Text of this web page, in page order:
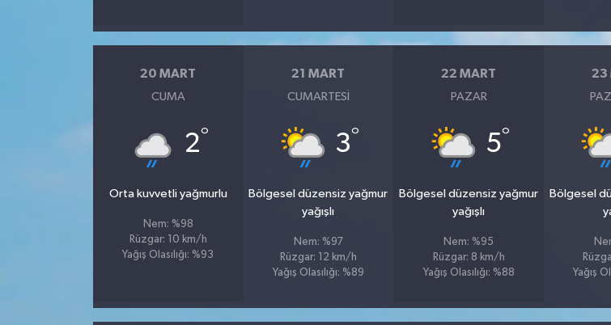
20 MART
CUMA
2°
Orta kuvvetli yağmurlu
Nem: %98
Rüzgar: 10 km/h
Yağış Olasılığı: %93
21 MART
CUMARTESI
3°
Bölgesel düzensiz yağmur
yağışlı
Nem: %97
Rüzgar: 12 km/h
Yağış Olasılığı: %89
22 MART
PAZAR
5°
Bölgesel düzensiz yağmur
yağışlı
Nem: %95
Rüzgar: 8 km/h
Yağış Olasılığı: %88
23
Bölgesel
Yağış